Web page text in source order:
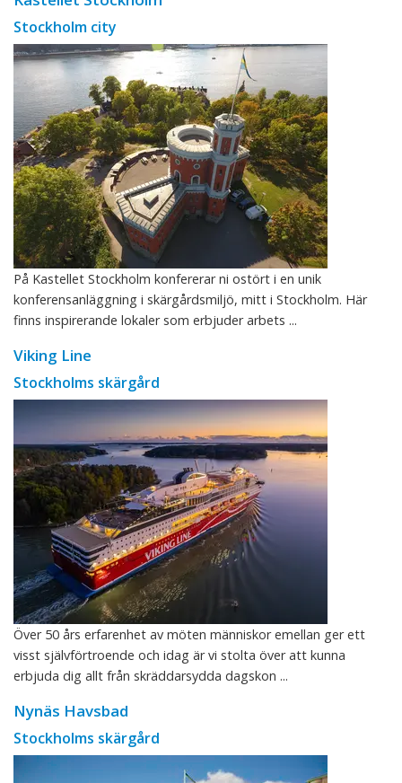
Stockholm city
På Kastellet Stockholm konfererar ni ostört i en unik
konferensanläggning i skärgårdsmiljö, mitt i Stockholm. Här
finns inspirerande lokaler som erbjuder arbets ...
Viking Line
Stockholms skärgård
Över 50 års erfarenhet av möten människor emellan ger ett
visst självförtroende och idag är vi stolta över att kunna
erbjuda dig allt från skräddarsydda dagskon ...
Nynäs Havsbad
Stockholms skärgård